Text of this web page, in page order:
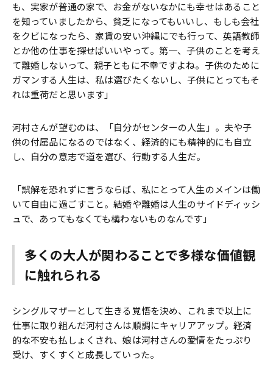
も、実家が普通の家で、お金がないなかにも幸せはあること
を知っていましたから、貧乏になってもいいし、もしも会社
をクビになったら、家賃の安い沖縄にでも行って、英語教師
とか他の仕事を探せばいいやって。第一、子供のことを考え
て離婚しないって、親子ともに不幸ですよね。子供のために
ガマンする人生は、私は選びたくないし、子供にとってもそ
れは重荷だと思います」
河村さんが望むのは、「自分がセンターの人生」。夫や子
供の付属品になるのではなく、経済的にも精神的にも自立
し、自分の意志で道を選び、行動する人生だ。
「誤解を恐れずに言うならば、私にとって人生のメインは働
いて自由に過ごすこと。結婚や離婚は人生のサイドディッシ
ュで、あってもなくても構わないものなんです」
多くの大人が関わることで多様な価値観
に触れられる
シングルマザーとして生きる覚悟を決め、これまで以上に
仕事に取り組んだ河村さんは順調にキャリアアップ。経済
的な不安も払しょくされ、娘は河村さんの愛情をたっぷり
受け、すくすくと成長していった。